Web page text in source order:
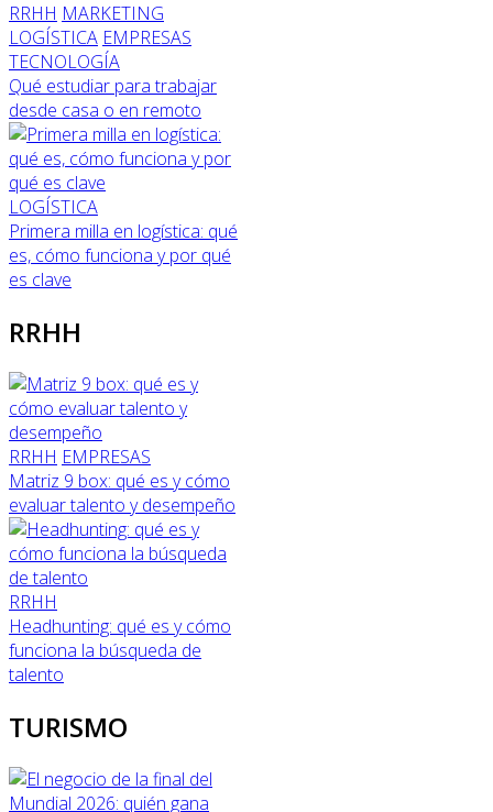
RRHH MARKETING
LOGÍSTICA EMPRESAS
TECNOLOGÍA
Qué estudiar para trabajar
desde casa o en remoto
LOGÍSTICA
Primera milla en logística: qué
es, cómo funciona y por qué
es clave
RRHH
RRHH EMPRESAS
Matriz 9 box: qué es y cómo
evaluar talento y desempeño
RRHH
Headhunting: qué es y cómo
funciona la búsqueda de
talento
TURISMO